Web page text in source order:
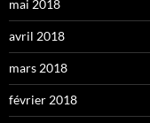
mai 2018
avril 2018
mars 2018
février 2018